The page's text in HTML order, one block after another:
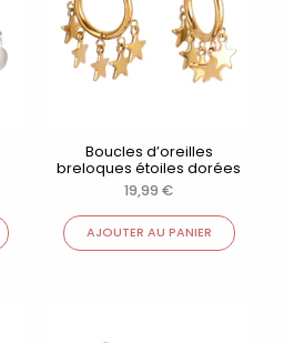
Boucles d’oreilles
breloques étoiles dorées
19,99 €
AJOUTER AU PANIER